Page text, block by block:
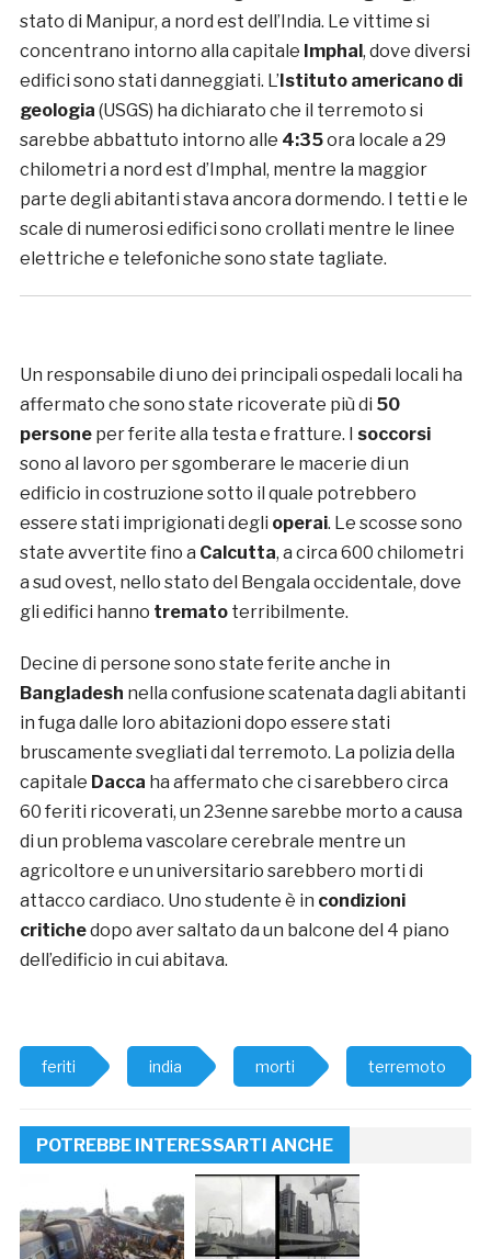
stato di Manipur, a nord est dell’India. Le vittime si
concentrano intorno alla capitale Imphal, dove diversi
edifici sono stati danneggiati. L’Istituto americano di
geologia (USGS) ha dichiarato che il terremoto si
sarebbe abbattuto intorno alle 4:35ora locale a 29
chilometri a nord est d’Imphal, mentre la maggior
parte degli abitanti stava ancora dormendo. I tetti e le
scale di numerosi edifici sono crollati mentre le linee
elettriche e telefoniche sono state tagliate.
Un responsabile di uno dei principali ospedali locali ha
affermato che sono state ricoverate più di 50
personeper ferite alla testa e fratture. I soccorsi
sono al lavoro per sgomberare le macerie di un
edificio in costruzione sotto il quale potrebbero
essere stati imprigionati degli operai. Le scosse sono
state avvertite fino a Calcutta, a circa 600 chilometri
a sud ovest, nello stato del Bengala occidentale, dove
gli edifici hanno trematoterribilmente.
Decine di persone sono state ferite anche in
Bangladesh nella confusione scatenata dagli abitanti
in fuga dalle loro abitazioni dopo essere stati
bruscamente svegliati dal terremoto. La polizia della
capitale Dacca ha affermato che ci sarebbero circa
60 feriti ricoverati, un 23enne sarebbe morto a causa
di un problema vascolare cerebrale mentre un
agricoltore e un universitario sarebbero morti di
attacco cardiaco. Uno studente è in condizioni
critichedopo aver saltato da un balcone del 4 piano
dell’edificio in cui abitava.
feriti india morti terremoto
POTREBBE INTERESSARTI ANCHE